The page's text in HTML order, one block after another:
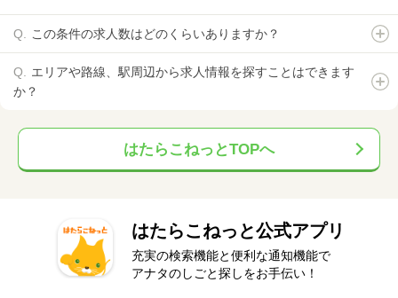
この条件の求人数はどのくらいありますか？
エリアや路線、駅周辺から求人情報を探すことはできます
か？
はたらこねっとTOPへ
はたらこねっと公式アプリ
充実の検索機能と便利な通知機能で
アナタのしごと探しをお手伝い！